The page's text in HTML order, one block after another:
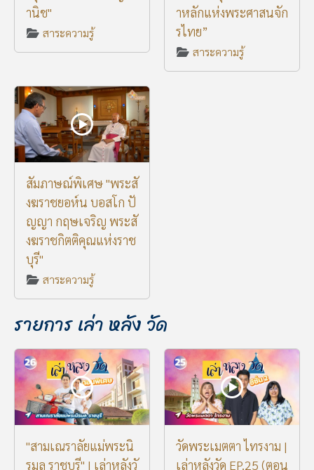
านิช"
สาระความรู้
าหลักแห่งพระศาสนจัก
รไทย”
สาระความรู้
สัมภาษณ์พิเศษ "พระสั
งฆราชยอห์น บอสโก ปั
ญญา กฤษเจริญ พระสั
งฆราชกิตติคุณแห่งราช
บุรี"
สาระความรู้
รายการ เล่า หลัง วัด
"สามเณราลัยแม่พระนิ
รมล ราชบุรี" I เล่าหลังวั
วัดพระเมตตา ไทรงาม |
เล่าหลังวัด EP.25 (ตอน